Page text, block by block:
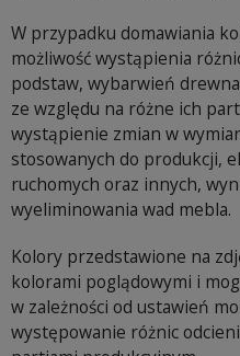
W przypadku domawiania
możliwość wystąpienia
podstaw, wybarwień
ze względu na różne ich
wystąpienie zmian w
stosowanych do produkcji,
ruchomych oraz innych,
wyeliminowania wad mebla.
Kolory przedstawione na
kolorami poglądowymi i
w zależności od ustawień
występowanie różnic